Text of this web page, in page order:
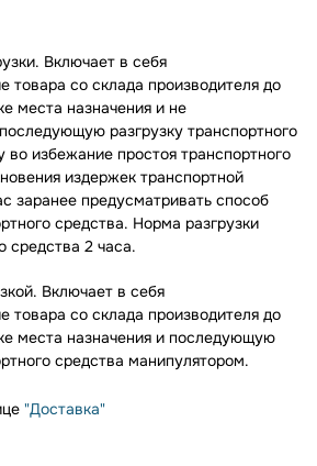
Включает в себя
товара со склада производителя до
места назначения и не
разгрузку транспортного
во избежание простоя транспортного
издержек транспортной
заранее предусматривать способ
средства. Норма разгрузки
средства 2 часа.
Включает в себя
товара со склада производителя до
места назначения и последующую
средства манипулятором.
"Доставка"